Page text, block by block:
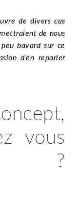
de divers cas
de nous
bavard sur ce
d’en reparler
vous
?